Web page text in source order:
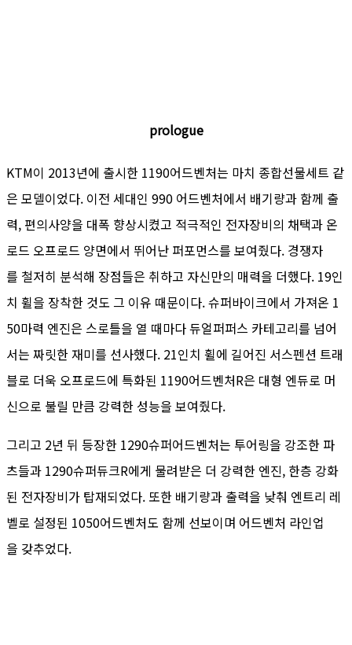
prologue
KTM이 2013년에 출시한 1190어드벤처는 마치 종합선물세트 같
은 모델이었다. 이전 세대인 990 어드벤처에서 배기량과 함께 출
력, 편의사양을 대폭 향상시켰고 적극적인 전자장비의 채택과 온
로드 오프로드 양면에서 뛰어난 퍼포먼스를 보여줬다. 경쟁자
를 철저히 분석해 장점들은 취하고 자신만의 매력을 더했다. 19인
치 휠을 장착한 것도 그 이유 때문이다. 슈퍼바이크에서 가져온 1
50마력 엔진은 스로틀을 열 때마다 듀얼퍼퍼스 카테고리를 넘어
서는 짜릿한 재미를 선사했다. 21인치 휠에 길어진 서스펜션 트래
블로 더욱 오프로드에 특화된 1190어드벤처R은 대형 엔듀로 머
신으로 불릴 만큼 강력한 성능을 보여줬다.
그리고 2년 뒤 등장한 1290슈퍼어드벤처는 투어링을 강조한 파
츠들과 1290슈퍼듀크R에게 물려받은 더 강력한 엔진, 한층 강화
된 전자장비가 탑재되었다. 또한 배기량과 출력을 낮춰 엔트리 레
벨로 설정된 1050어드벤처도 함께 선보이며 어드벤처 라인업
을 갖추었다.